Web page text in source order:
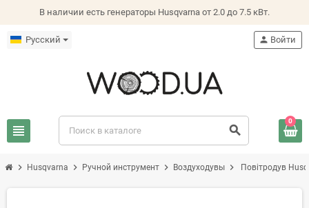
В наличии есть генераторы Husqvarna от 2.0 до 7.5 кВт.
Русский
view_headline search
person Войти
0
chevron_right Husqvarna chevron_right Ручной инструмент chevron_right Воздуходувы chevron_right Повітродув